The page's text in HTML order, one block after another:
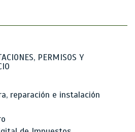
PERMISOS Y
reparación e instalación